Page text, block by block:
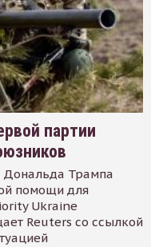
партии
Дональда Трампа
помощи для
Ukraine
Reuters со ссылкой